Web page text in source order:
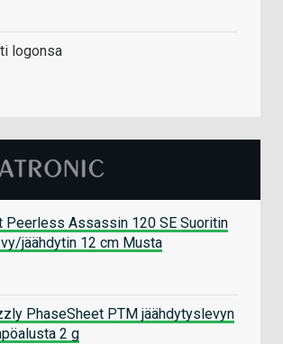
logonsa
Peerless Assassin 120 SE Suoritin
jäähdytin 12 cm Musta
PhaseSheet PTM jäähdytyslevyn
2 g